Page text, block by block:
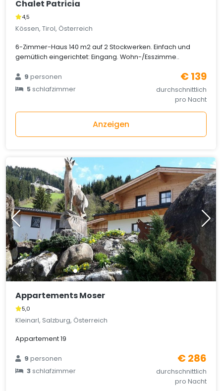
Chalet Patricia
4,5
Kössen, Tirol, Österreich
6-Zimmer-Haus 140 m2 auf 2 Stockwerken. Einfach und
gemütlich eingerichtet: Eingang. Wohn-/Esszimme..
9personen
5schlafzimmer
€ 139
durchschnittlich
pro Nacht
Anzeigen
Appartements Moser
5,0
Kleinarl, Salzburg, Österreich
Appartement 19
9personen
3schlafzimmer
€ 286
durchschnittlich
pro Nacht